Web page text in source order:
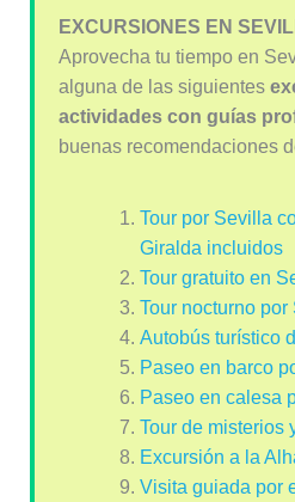
EXCURSIONES EN
Aprovecha tu tiempo en
alguna de las siguientes
actividades con guías
buenas recomendaciones
Tour por Sevilla
Giralda incluidos
Tour gratuito en
Tour nocturno por
Autobús turístico
Paseo en barco
Paseo en calesa
Tour de misterios
Excursión a la
Visita guiada por